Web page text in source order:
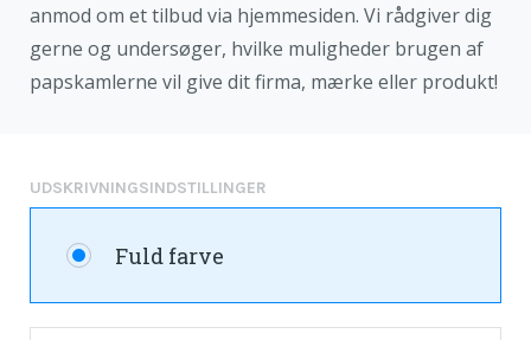
anmod om et tilbud via hjemmesiden. Vi rådgiver dig
gerne og undersøger, hvilke muligheder brugen af
papskamlerne vil give dit firma, mærke eller produkt!
UDSKRIVNINGSINDSTILLINGER
Fuld farve